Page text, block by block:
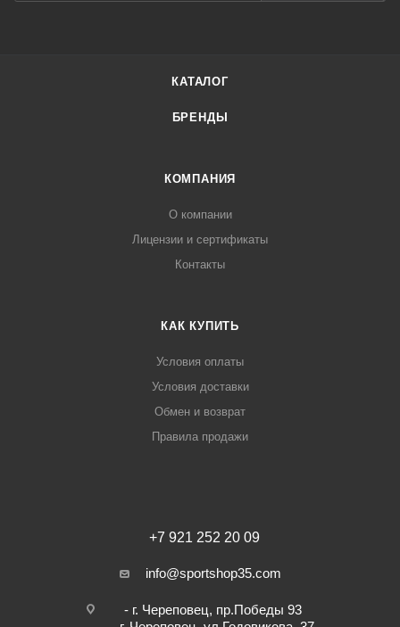
КАТАЛОГ
БРЕНДЫ
КОМПАНИЯ
О компании
Лицензии и сертификаты
Контакты
КАК КУПИТЬ
Условия оплаты
Условия доставки
Обмен и возврат
Правила продажи
+7 921 252 20 09
info@sportshop35.com
- г. Череповец, пр.Победы 93